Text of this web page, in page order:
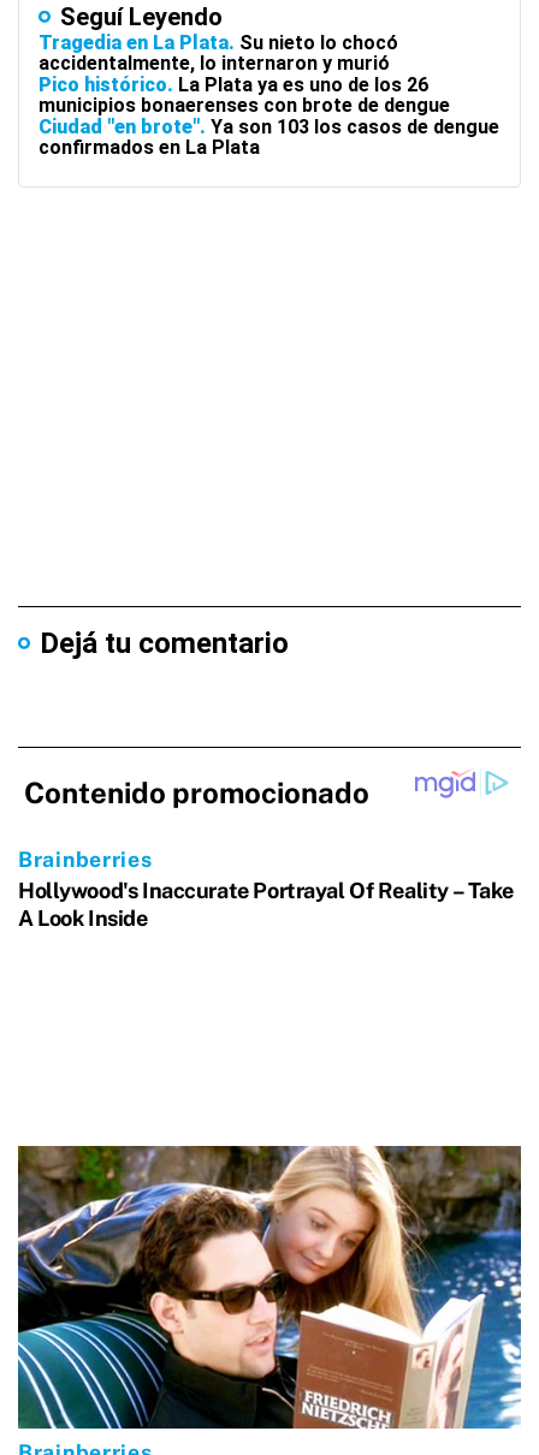
Seguí Leyendo
Tragedia en La Plata Su nieto lo chocó
accidentalmente, lo internaron y murió
Pico histórico La Plata ya es uno de los 26
municipios bonaerenses con brote de dengue
Ciudad "en brote" Ya son 103 los casos de dengue
confirmados en La Plata
Dejá tu comentario